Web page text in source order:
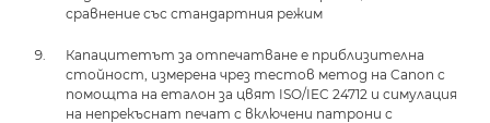
сравнение със стандартния режим
Капацитетът за отпечатване е приблизителна
стойност, измерена чрез тестов метод на Canon с
помощта на еталон за цвят ISO/IEC 24712 и симулация
на непрекъснат печат с включени патрони с